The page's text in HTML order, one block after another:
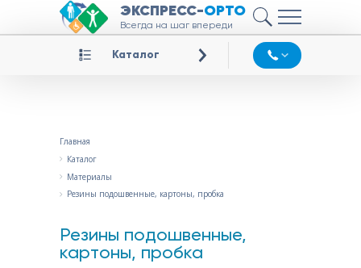
ЭКСПРЕСС-ОРТО
Всегда на шаг впереди
Каталог
Главная
Каталог
Материалы
Резины подошвенные, картоны, пробка
Резины подошвенные,
картоны, пробка